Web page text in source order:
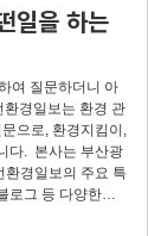
일을 하는
여 질문하더니 아
환경일보는 환경 관
으로, 환경지킴이,
다. 본사는 부산광
환경일보의 주요 특
로그 등 다양한…